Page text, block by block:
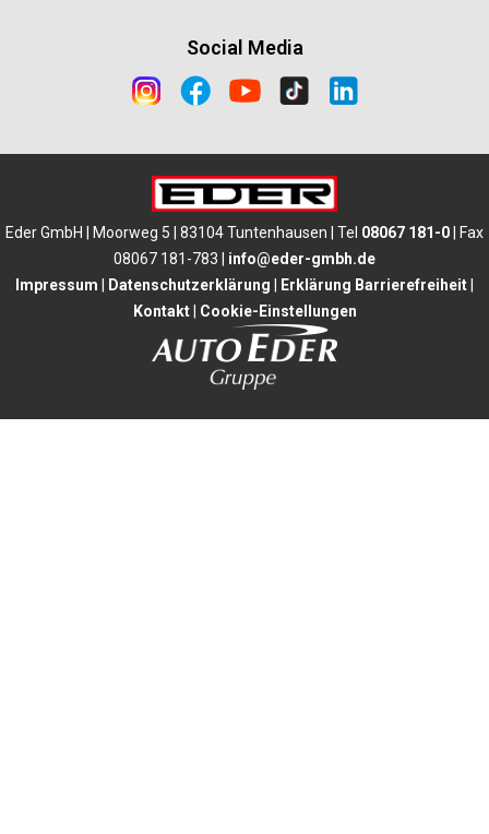
Social Media
Eder GmbH | Moorweg 5 | 83104 Tuntenhausen | Tel 08067 181-0 | Fax
08067 181-783 | info@eder-gmbh.de
Impressum
Datenschutzerklärung Erklärung Barrierefreiheit
Kontakt| Cookie-Einstellungen